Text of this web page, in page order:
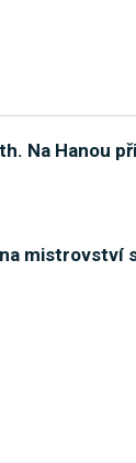
Na Hanou
mistrovství